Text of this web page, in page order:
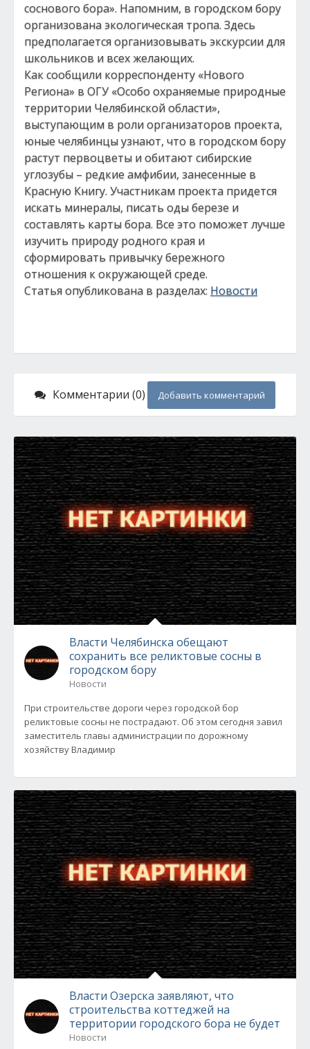
соснового бора». Напомним, в городском бору
организована экологическая тропа. Здесь
предполагается организовывать экскурсии для
школьников и всех желающих.
Как сообщили корреспонденту «Нового
Региона» в ОГУ «Особо охраняемые природные
территории Челябинской области»,
выступающим в роли организаторов проекта,
юные челябинцы узнают, что в городском бору
растут первоцветы и обитают сибирские
углозубы – редкие амфибии, занесенные в
Красную Книгу. Участникам проекта придется
искать минералы, писать оды березе и
составлять карты бора. Все это поможет лучше
изучить природу родного края и
сформировать привычку бережного
отношения к окружающей среде.
Статья опубликована в разделах: Новости
Комментарии (0) Добавить комментарий
Власти Челябинска обещают
сохранить все реликтовые сосны в
городском бору
Новости
При строительстве дороги через городской бор
реликтовые сосны не пострадают. Об этом сегодня завил
заместитель главы администрации по дорожному
хозяйству Владимир
Власти Озерска заявляют, что
строительства коттеджей на
территории городского бора не будет
Новости